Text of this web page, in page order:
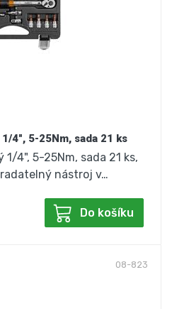
4", 5-25Nm, sada 21 ks
4", 5-25Nm, sada 21 ks,
nástroj v…
Do košíku
08-823